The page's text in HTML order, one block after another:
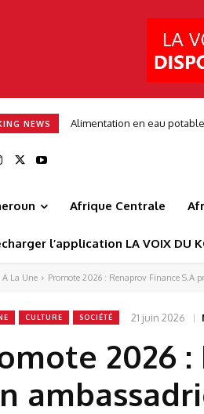
NEWS Entrepreneuriat : ITGStore
Afrique Centrale
l’application LA VOIX DU
A La Une Promote 2026 : Renaprov Finance S.A
CULTURE SOCIÉTÉ 21 juin 2026
2026